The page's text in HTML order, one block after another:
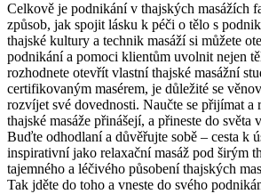
Celkově je podnikání v thajských masážích
způsob, jak spojit lásku k péči o tělo s
thajské kultury a technik masáží si můžete
podnikání a pomoci klientům uvolnit nejen
rozhodnete otevřít vlastní thajské masážní
certifikovaným masérem, je důležité se
rozvíjet své dovednosti. Naučte se přijímat a
thajské masáže přinášejí, a přineste do
Buďte odhodlaní a důvěřujte sobě – cesta k
inspirativní jako relaxační masáž pod širým
tajemného a léčivého působení thajských
Tak jděte do toho a vneste do svého